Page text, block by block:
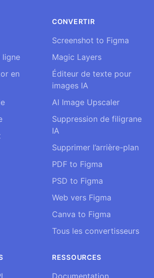
ligne
en
CONVERTIR
Screenshot to Figma
Magic Layers
Éditeur de texte pour
images IA
AI Image Upscaler
Suppression de filigrane
IA
Supprimer l’arrière-plan
PDF to Figma
PSD to Figma
Web vers Figma
Canva to Figma
Tous les convertisseurs
RESSOURCES
Documentation